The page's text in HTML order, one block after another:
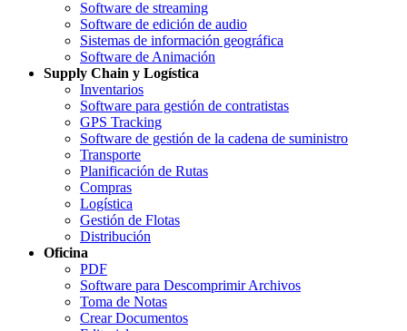
Software de streaming
Software de edición de audio
Sistemas de información geográfica
Software de Animación
Supply Chain y Logística
Inventarios
Software para gestión de contratistas
GPS Tracking
Software de gestión de la cadena de suministro
Transporte
Planificación de Rutas
Compras
Logística
Gestión de Flotas
Distribución
Oficina
PDF
Software para Descomprimir Archivos
Toma de Notas
Crear Documentos